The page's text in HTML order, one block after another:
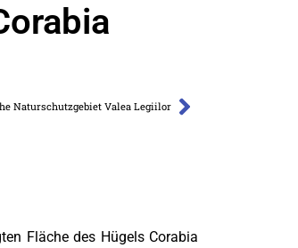
Naturschutzgebiet Valea Legiilor
Fläche des Hügels Corabia